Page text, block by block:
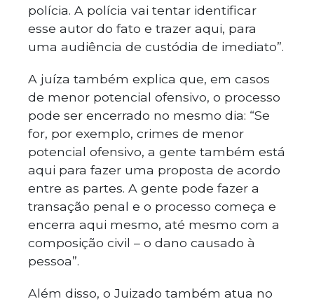
polícia. A polícia vai tentar identificar
esse autor do fato e trazer aqui, para
uma audiência de custódia de imediato”.
A juíza também explica que, em casos
de menor potencial ofensivo, o processo
pode ser encerrado no mesmo dia: “Se
for, por exemplo, crimes de menor
potencial ofensivo, a gente também está
aqui para fazer uma proposta de acordo
entre as partes. A gente pode fazer a
transação penal e o processo começa e
encerra aqui mesmo, até mesmo com a
composição civil – o dano causado à
pessoa”.
Além disso, o Juizado também atua no